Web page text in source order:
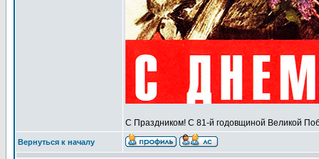
С Праздником! С 81-й годовщиной Великой
Вернуться к началу